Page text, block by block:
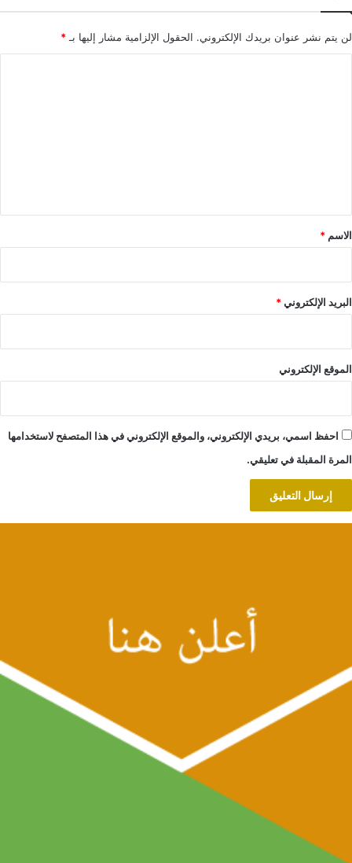
لن يتم نشر عنوان بريدك الإلكتروني. الحقول الإلزامية مشار إليها بـ*
*
الاسم *
البريد الإلكتروني*
الموقع الإلكتروني
احفظ اسمي، بريدي الإلكتروني، والموقع الإلكتروني في هذا المتصفح لاستخدامها
المرة المقبلة في تعليقي.